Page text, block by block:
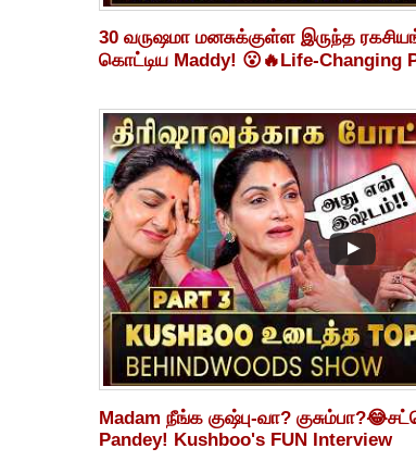
30 வருஷமா மனசுக்குள்ள இருந்த
கொட்டிய Maddy! 😮🔥Life-Changing
Madam நீங்க குஷ்பு-வா?
Pandey! Kushboo's FUN Interview